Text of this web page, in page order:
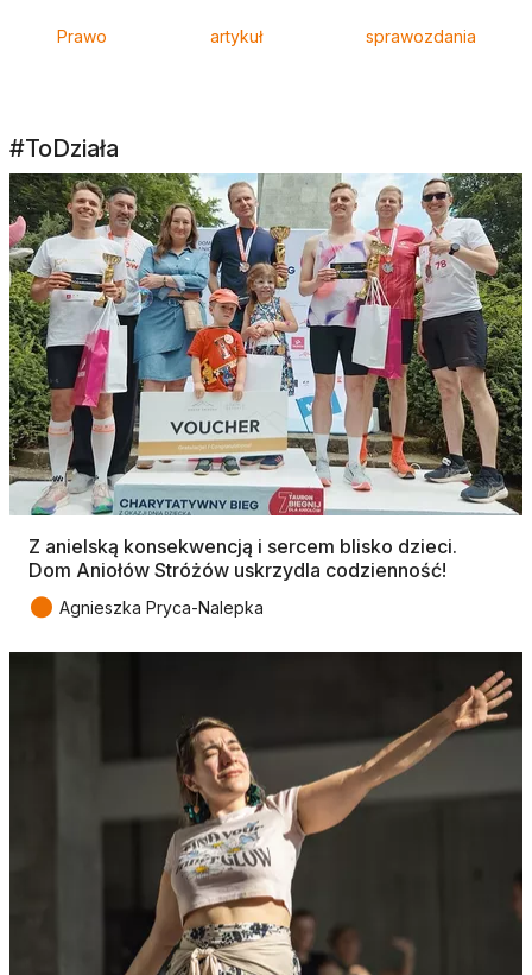
Prawo artykuł sprawozdania
#ToDziała
Z anielską konsekwencją i sercem blisko dzieci.
Dom Aniołów Stróżów uskrzydla codzienność!
● Agnieszka Pryca-Nalepka